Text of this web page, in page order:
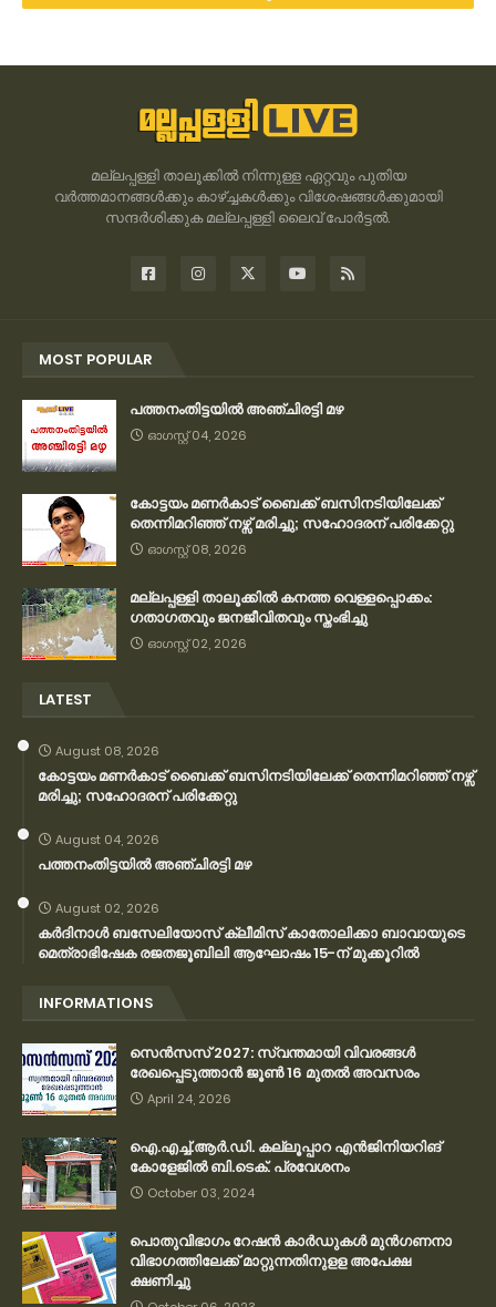
മല്ലപ്പള്ളി താലൂക്കിൽ നിന്നുള്ള ഏറ്റവും പുതിയ
വർത്തമാനങ്ങൾക്കും കാഴ്ച്ചകൾക്കും വിശേഷങ്ങൾക്കുമായി
സന്ദർശിക്കുക മല്ലപ്പള്ളി ലൈവ് പോർട്ടൽ.
MOST POPULAR
പത്തനംതിട്ടയിൽ അഞ്ചിരട്ടി മഴ
ഓഗസ്റ്റ് 04, 2026
കോട്ടയം മണർകാട് ബൈക്ക് ബസിനടിയിലേക്ക്
തെന്നിമറിഞ്ഞ് നഴ്സ് മരിച്ചു; സഹോദരന് പരിക്കേറ്റു
ഓഗസ്റ്റ് 08, 2026
മല്ലപ്പള്ളി താലൂക്കിൽ കനത്ത വെള്ളപ്പൊക്കം:
ഗതാഗതവും ജനജീവിതവും സ്തംഭിച്ചു
ഓഗസ്റ്റ് 02, 2026
LATEST
August 08, 2026
കോട്ടയം മണർകാട് ബൈക്ക് ബസിനടിയിലേക്ക് തെന്നിമറിഞ്ഞ് നഴ്സ്
മരിച്ചു; സഹോദരന് പരിക്കേറ്റു
August 04, 2026
പത്തനംതിട്ടയിൽ അഞ്ചിരട്ടി മഴ
August 02, 2026
കര്‍ദിനാള്‍ ബസേലിയോസ് ക്ലീമിസ് കാതോലിക്കാ ബാവായുടെ
മെത്രാഭിഷേക രജതജൂബിലി ആഘോഷം 15-ന് മുക്കൂറില്‍
INFORMATIONS
സെന്‍സസ് 2027: സ്വന്തമായി വിവരങ്ങള്‍
രേഖപ്പെടുത്താന്‍ ജൂണ്‍ 16 മുതല്‍ അവസരം
April 24, 2026
ഐ.എച്ച്.ആർ.ഡി. കല്ലൂപ്പാറ എൻജിനിയറിങ്
കോളേജിൽ ബി.ടെക്. പ്രവേശനം
October 03, 2024
പൊതുവിഭാഗം റേഷന്‍ കാര്‍ഡുകള്‍ മുന്‍ഗണനാ
വിഭാഗത്തിലേക്ക് മാറ്റുന്നതിനുളള അപേക്ഷ
ക്ഷണിച്ചു